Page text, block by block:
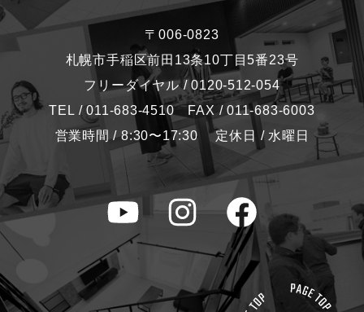
〒006-0823
札幌市手稲区前田13条10丁目5番23号
フリーダイヤル / 0120-512-054
TEL / 011-683-4510 FAX / 011-683-6003
営業時間 / 8:30〜17:30 定休日 / 水曜日